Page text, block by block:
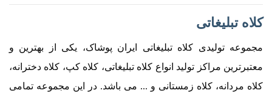
کلاه تبلیغاتی
مجموعه تولیدی کلاه تبلیغاتی ایران پوشاک، یکی از بهترین و
معتبرترین مراکز تولید انواع کلاه تبلیغاتی، کلاه کپ، کلاه دخترانه،
کلاه مردانه، کلاه زمستانی و ... می باشد. در این مجموعه تمامی